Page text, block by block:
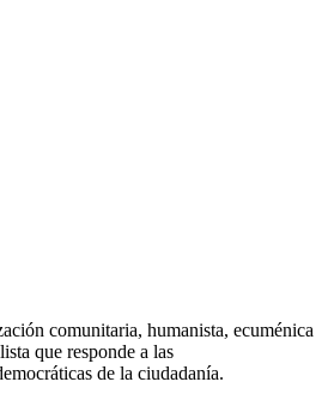
comunitaria, humanista, ecuménica
que responde a las
de la ciudadanía.